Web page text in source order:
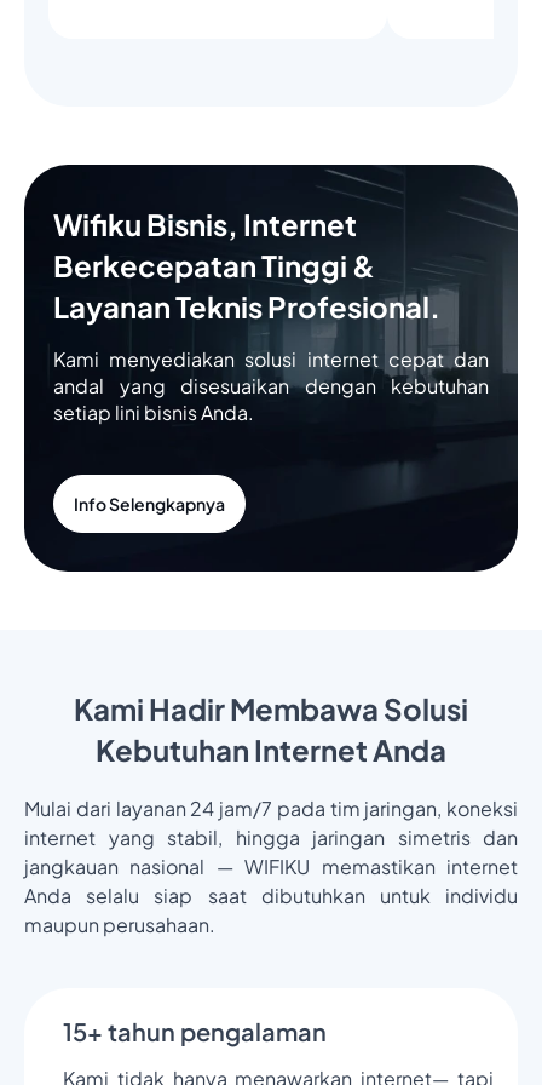
Wifiku Bisnis, Internet
Berkecepatan Tinggi &
Layanan Teknis Profesional.
Kami menyediakan solusi internet cepat dan
andal yang disesuaikan dengan kebutuhan
setiap lini bisnis Anda.
Info Selengkapnya
Kami Hadir Membawa Solusi
Kebutuhan Internet Anda
Mulai dari layanan 24 jam/7 pada tim jaringan, koneksi
internet yang stabil, hingga jaringan simetris dan
jangkauan nasional — WIFIKU memastikan internet
Anda selalu siap saat dibutuhkan untuk individu
maupun perusahaan.
15+ tahun pengalaman
Kami tidak hanya menawarkan internet— tapi